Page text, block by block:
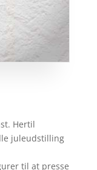
Hertil
juleudstilling
til at presse